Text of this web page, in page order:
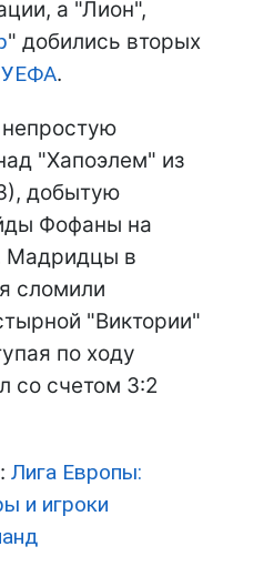
а "Лион",
" добились вторых
УЕФА.
"Хапоэлем" из
добытую
Фофаны на
Мадридцы в
сломили
"Виктории"
по ходу
со счетом 3:2
Лига Европы:
и игроки